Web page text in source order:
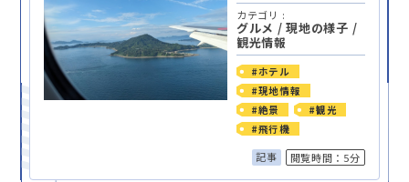
カテゴリ :
グルメ /現地の様子 /
観光情報
#ホテル
#現地情報
#絶景
#観光
#飛行機
記事 閲覧時間：5分